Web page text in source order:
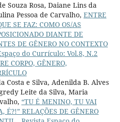
Souza Rosa, Daiane Lins da
Pessoa de Carvalho, ENTRE
SE FAZ: COMO OS/AS
DIANTE DE
DE GÊNERO NO CONTEXTO
do Currículo: Vol.8, N.2
CORPO, GÊNERO,
Costa e Silva, Adenilda B. Alves
Leite da Silva, Maria
“TU É MENINO, TU VAI
É?!” RELAÇÕES DE GÊNERO